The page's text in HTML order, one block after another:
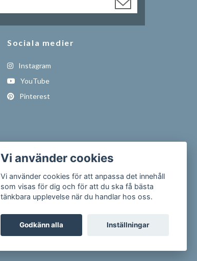
Sociala medier
Instagram
YouTube
Pinterest
Vi använder cookies
Vi använder cookies för att anpassa det innehåll
som visas för dig och för att du ska få bästa
tänkbara upplevelse när du handlar hos oss.
Godkänn alla Inställningar